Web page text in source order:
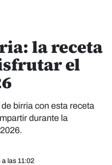
la receta
el
birria con esta receta
durante la
las 11:02